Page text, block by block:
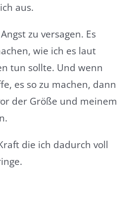
aus.
zu versagen. Es
wie ich es laut
tun sollte. Und wenn
es so zu machen, dann
der Größe und meinem
die ich dadurch voll